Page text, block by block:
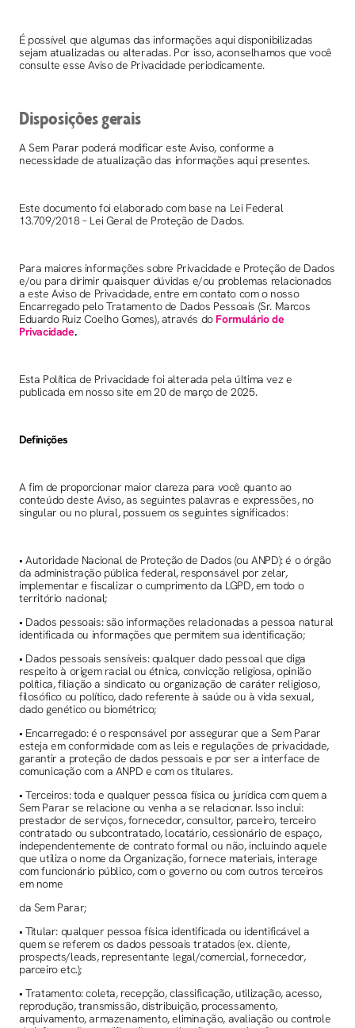
É possível que algumas das informações aqui disponibilizadas
sejam atualizadas ou alteradas. Por isso, aconselhamos que você
consulte esse Aviso de Privacidade periodicamente.
Disposições gerais
A Sem Parar poderá modificar este Aviso, conforme a
necessidade de atualização das informações aqui presentes.
Este documento foi elaborado com base na Lei Federal
13.709/2018 – Lei Geral de Proteção de Dados.
Para maiores informações sobre Privacidade e Proteção de Dados
e/ou para dirimir quaisquer dúvidas e/ou problemas relacionados
a este Aviso de Privacidade, entre em contato com o nosso
Encarregado pelo Tratamento de Dados Pessoais (Sr. Marcos
Eduardo Ruiz Coelho Gomes), através do Formulário de
Privacidade.
Esta Política de Privacidade foi alterada pela última vez e
publicada em nosso site em 20 de março de 2025.
Definições
A fim de proporcionar maior clareza para você quanto ao
conteúdo deste Aviso, as seguintes palavras e expressões, no
singular ou no plural, possuem os seguintes significados:
• Autoridade Nacional de Proteção de Dados (ou ANPD): é o órgão
da administração pública federal, responsável por zelar,
implementar e fiscalizar o cumprimento da LGPD, em todo o
território nacional;
• Dados pessoais: são informações relacionadas a pessoa natural
identificada ou informações que permitem sua identificação;
• Dados pessoais sensíveis: qualquer dado pessoal que diga
respeito à origem racial ou étnica, convicção religiosa, opinião
política, filiação a sindicato ou organização de caráter religioso,
filosófico ou político, dado referente à saúde ou à vida sexual,
dado genético ou biométrico;
• Encarregado: é o responsável por assegurar que a Sem Parar
esteja em conformidade com as leis e regulações de privacidade,
garantir a proteção de dados pessoais e por ser a interface de
comunicação com a ANPD e com os titulares.
• Terceiros: toda e qualquer pessoa física ou jurídica com quem a
Sem Parar se relacione ou venha a se relacionar. Isso inclui:
prestador de serviços, fornecedor, consultor, parceiro, terceiro
contratado ou subcontratado, locatário, cessionário de espaço,
independentemente de contrato formal ou não, incluindo aquele
que utiliza o nome da Organização, fornece materiais, interage
com funcionário público, com o governo ou com outros terceiros
em nome
da Sem Parar;
• Titular: qualquer pessoa física identificada ou identificável a
quem se referem os dados pessoais tratados (ex. cliente,
prospects/leads, representante legal/comercial, fornecedor,
parceiro etc.);
• Tratamento: coleta, recepção, classificação, utilização, acesso,
reprodução, transmissão, distribuição, processamento,
arquivamento, armazenamento, eliminação, avaliação ou controle